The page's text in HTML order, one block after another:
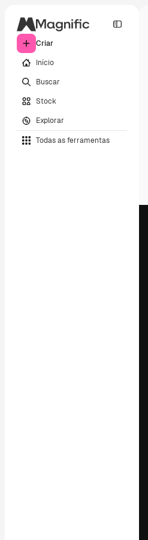
Criar
Início
Buscar
Stock
Explorar
Todas as ferramentas